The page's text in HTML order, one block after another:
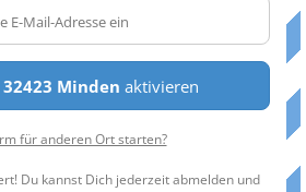
32423 Minden aktivieren
für anderen Ort starten?
Du kannst Dich jederzeit abmelden und